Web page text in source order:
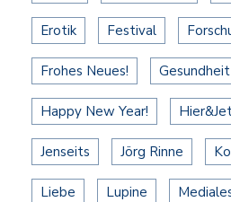
Erotik Festival
Frohes Neues! Gesundheit
Happy New Year!
Jenseits Jörg Rinne
Liebe Lupine